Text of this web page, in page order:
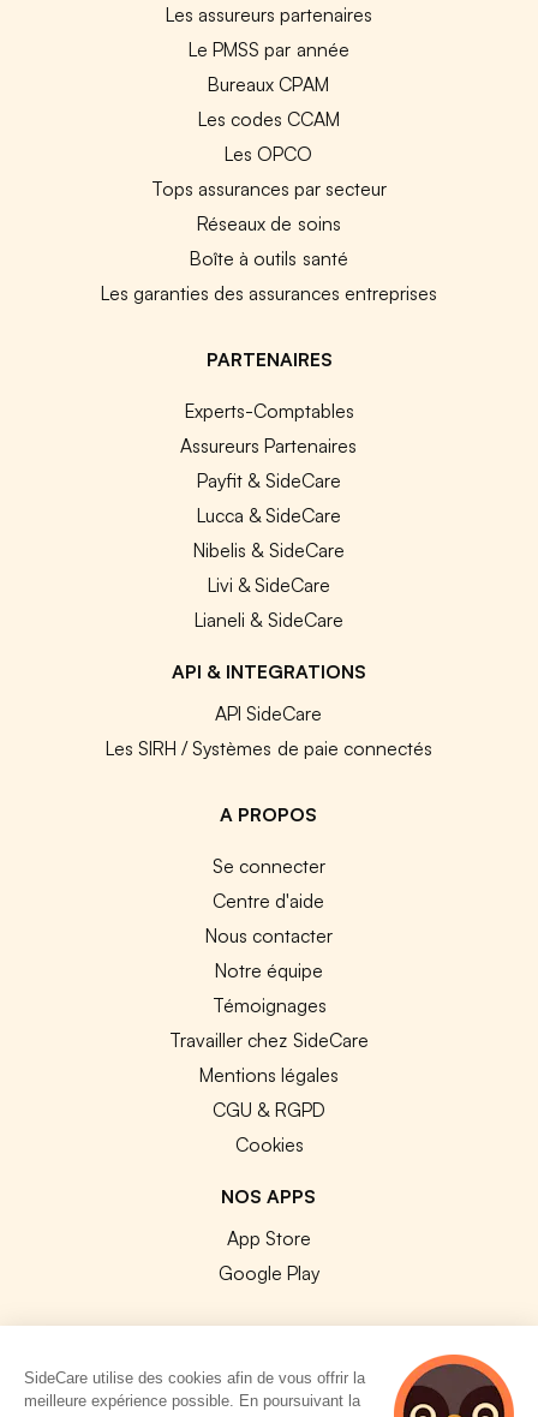
Les assureurs partenaires
Le PMSS par année
Bureaux CPAM
Les codes CCAM
Les OPCO
Tops assurances par secteur
Réseaux de soins
Boîte à outils santé
Les garanties des assurances entreprises
PARTENAIRES
Experts-Comptables
Assureurs Partenaires
Payfit & SideCare
Lucca & SideCare
Nibelis & SideCare
Livi & SideCare
Lianeli & SideCare
API & INTEGRATIONS
API SideCare
Les SIRH / Systèmes de paie connectés
A PROPOS
Se connecter
Centre d'aide
Nous contacter
Notre équipe
Témoignages
Travailler chez SideCare
Mentions légales
CGU & RGPD
Cookies
NOS APPS
App Store
Google Play
SideCare utilise des cookies afin de vous offrir la
meilleure expérience possible. En poursuivant la